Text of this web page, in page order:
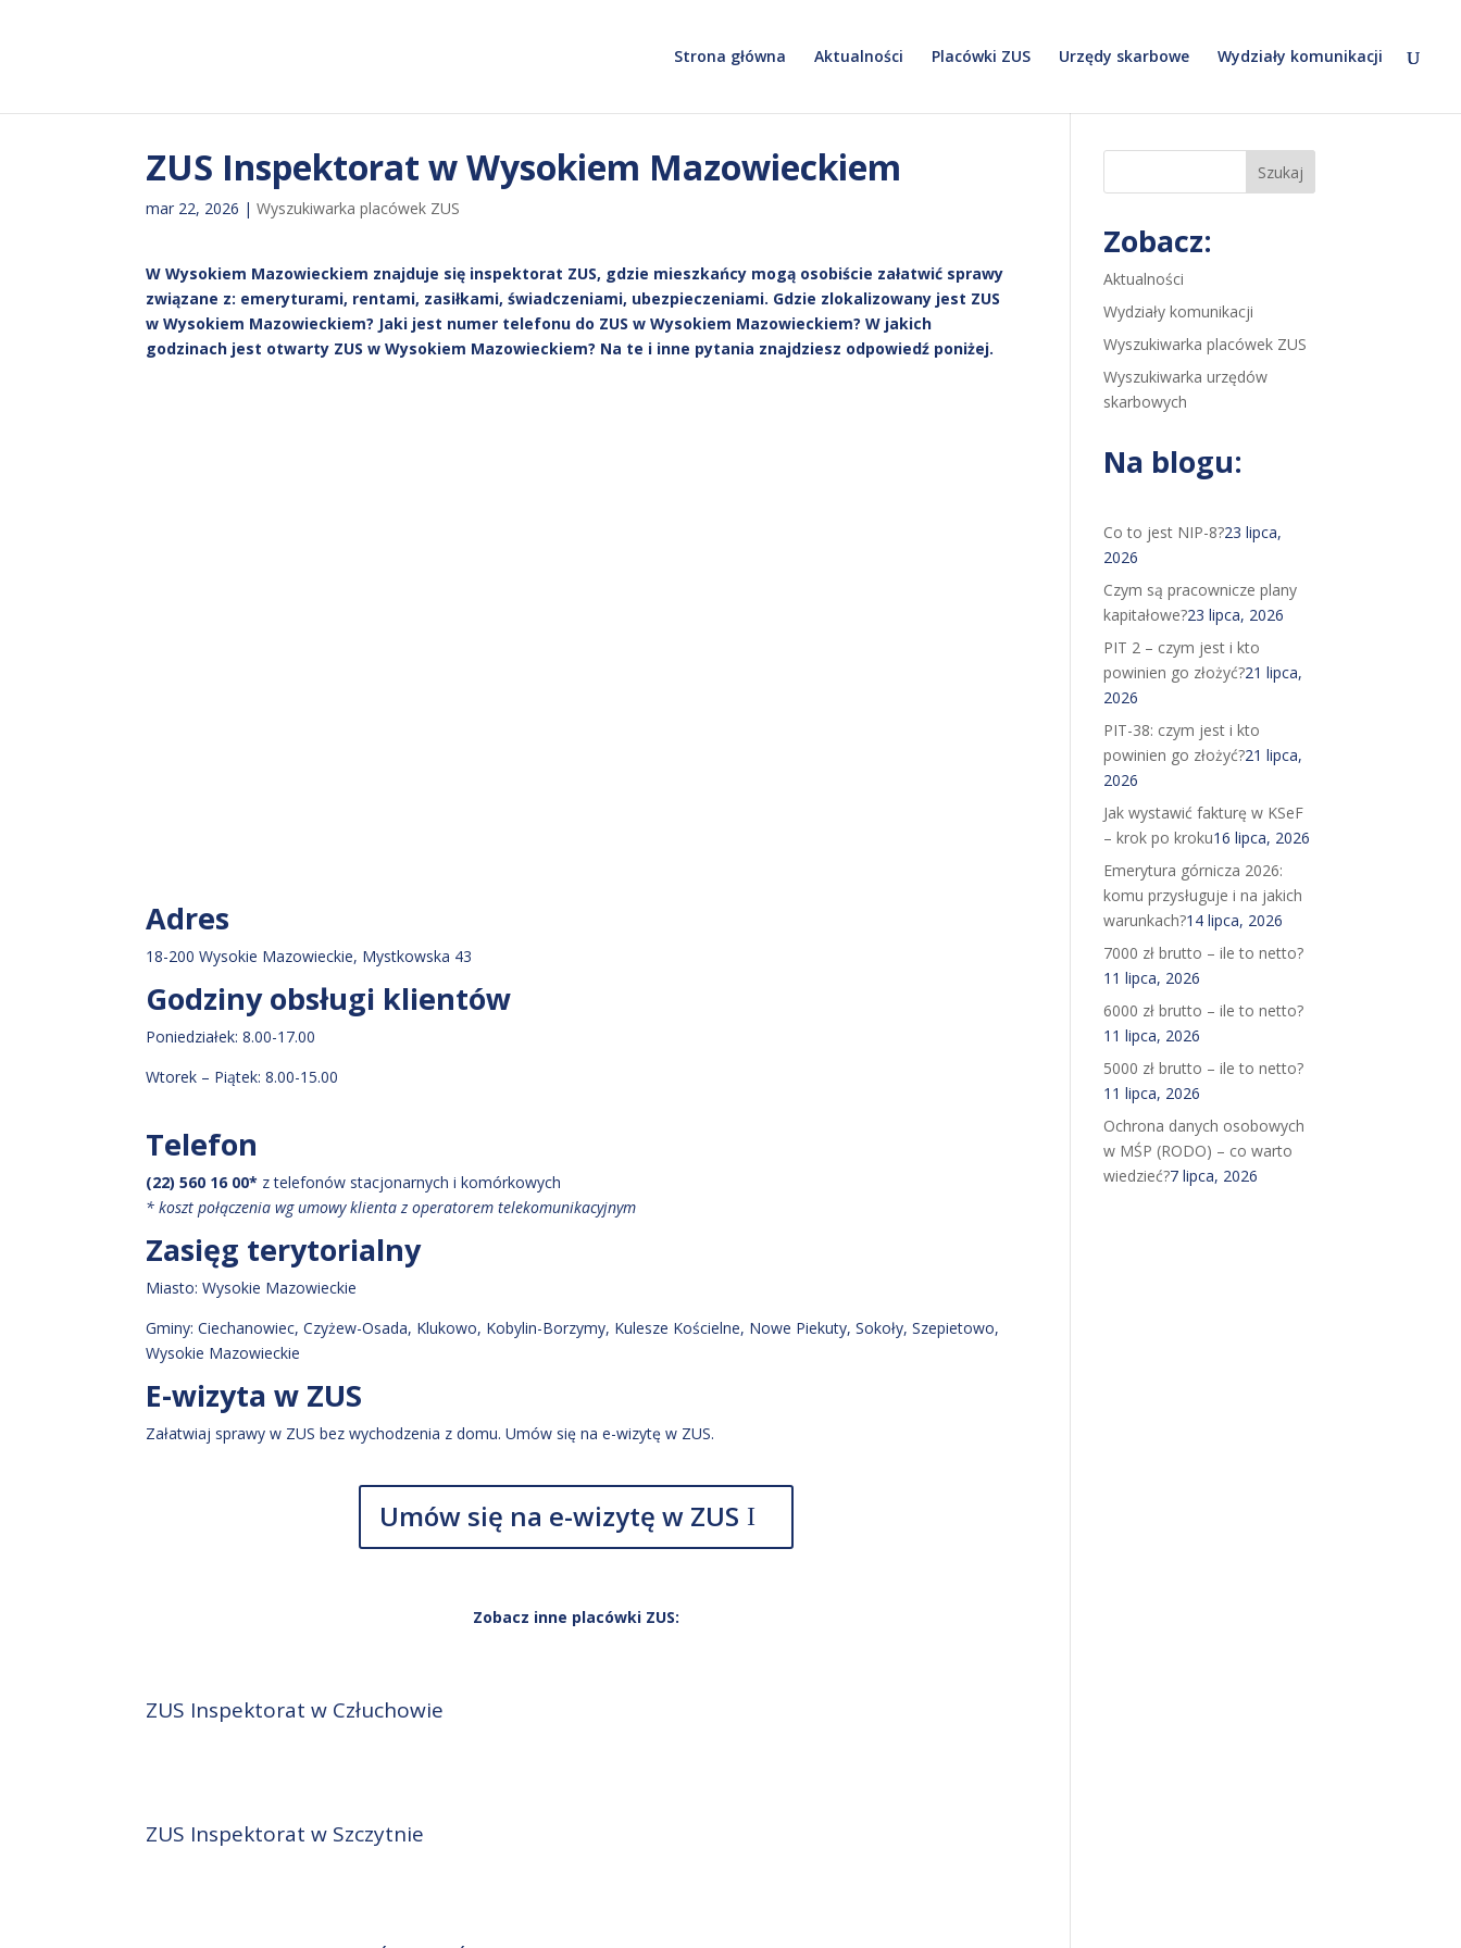
Strona główna Aktualności Placówki ZUS Urzędy skarbowe Wydziały komunikacji
ZUS Inspektorat w Wysokiem Mazowieckiem
mar 22, 2026 |Wyszukiwarka placówek ZUS
W Wysokiem Mazowieckiem znajduje się inspektorat ZUS, gdzie mieszkańcy mogą osobiście załatwić sprawy
związane z: emeryturami, rentami, zasiłkami, świadczeniami, ubezpieczeniami. Gdzie zlokalizowany jest ZUS
w Wysokiem Mazowieckiem? Jaki jest numer telefonu do ZUS w Wysokiem Mazowieckiem? W jakich
godzinach jest otwarty ZUS w Wysokiem Mazowieckiem? Na te i inne pytania znajdziesz odpowiedź poniżej.
Adres
18-200 Wysokie Mazowieckie, Mystkowska 43
Godziny obsługi klientów
Poniedziałek: 8.00-17.00
Wtorek – Piątek: 8.00-15.00
Telefon
(22) 560 16 00* z telefonów stacjonarnych i komórkowych
* koszt połączenia wg umowy klienta z operatorem telekomunikacyjnym
Zasięg terytorialny
Miasto: Wysokie Mazowieckie
Gminy: Ciechanowiec, Czyżew-Osada, Klukowo, Kobylin-Borzymy, Kulesze Kościelne, Nowe Piekuty, Sokoły, Szepietowo,
Wysokie Mazowieckie
E-wizyta w ZUS
Załatwiaj sprawy w ZUS bez wychodzenia z domu. Umów się na e-wizytę w ZUS.
Umów się na e-wizytę w ZUS
Zobacz inne placówki ZUS:
ZUS Inspektorat w Człuchowie
ZUS Inspektorat w Szczytnie
Szukaj
Zobacz:
Aktualności
Wydziały komunikacji
Wyszukiwarka placówek ZUS
Wyszukiwarka urzędów
skarbowych
Na blogu:
Co to jest NIP-8?23 lipca,
2026
Czym są pracownicze plany
kapitałowe?23 lipca, 2026
PIT 2 – czym jest i kto
powinien go złożyć?21 lipca,
2026
PIT-38: czym jest i kto
powinien go złożyć?21 lipca,
2026
Jak wystawić fakturę w KSeF
– krok po kroku16 lipca, 2026
Emerytura górnicza 2026:
komu przysługuje i na jakich
warunkach?14 lipca, 2026
7000 zł brutto – ile to netto?
11 lipca, 2026
6000 zł brutto – ile to netto?
11 lipca, 2026
5000 zł brutto – ile to netto?
11 lipca, 2026
Ochrona danych osobowych
w MŚP (RODO) – co warto
wiedzieć?7 lipca, 2026